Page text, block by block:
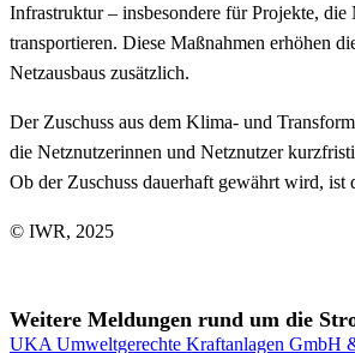
Infrastruktur – insbesondere für Projekte, die
transportieren. Diese Maßnahmen erhöhen
Netzausbaus zusätzlich.
Der Zuschuss aus dem Klima- und
die Netznutzerinnen und Netznutzer
Ob der Zuschuss dauerhaft gewährt wird, ist
© IWR, 2025
Weitere Meldungen rund um die
UKA Umweltgerechte Kraftanlagen GmbH